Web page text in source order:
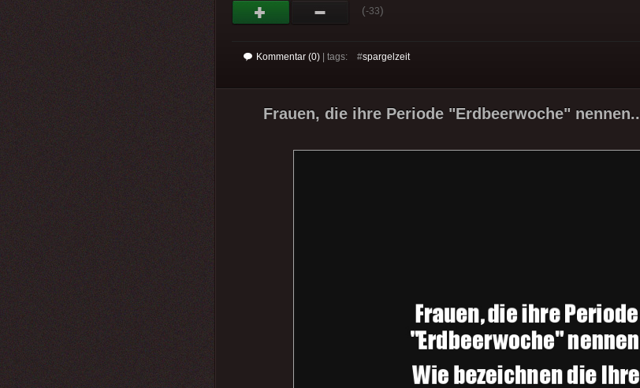
(-33)
Kommentar (0) | tags: #spargelzeit
Frauen, die ihre Periode "Erdbeerwoche" nennen..